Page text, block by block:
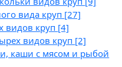
вида круп [27]
видов круп [4]
видов круп [2]
каши с мясом и рыбой